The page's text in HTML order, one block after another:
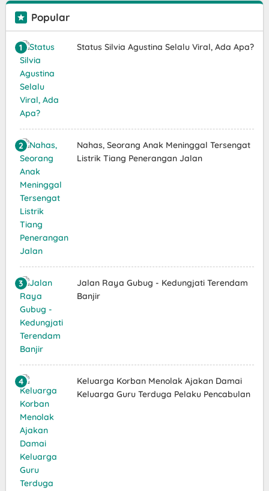
Popular
Status Silvia Agustina Selalu Viral, Ada Apa?
Nahas, Seorang Anak Meninggal Tersengat
Listrik Tiang Penerangan Jalan
Jalan Raya Gubug - Kedungjati Terendam
Banjir
Keluarga Korban Menolak Ajakan Damai
Keluarga Guru Terduga Pelaku Pencabulan